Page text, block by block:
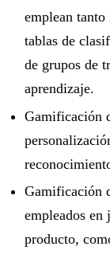
emplean
tablas de
de grupos de
aprendizaje.
Gamificación
Gamificación
empleados en
producto,